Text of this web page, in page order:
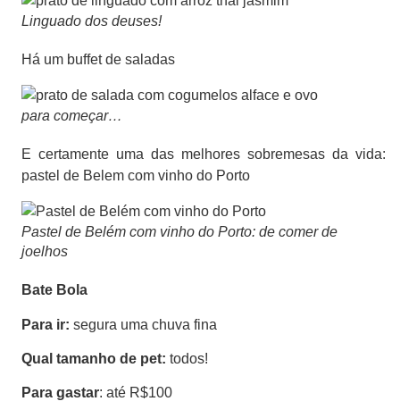
Linguado dos deuses!
Há um buffet de saladas
para começar…
E certamente uma das melhores sobremesas da vida:
pastel de Belem com vinho do Porto
Pastel de Belém com vinho do Porto: de comer de
joelhos
Bate Bola
Para ir: segura uma chuva fina
Qual tamanho de pet: todos!
Para gastar: até R$100